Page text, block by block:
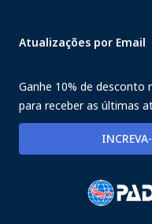
Atualizações por Email
Ganhe 10% de desconto
para receber as últimas